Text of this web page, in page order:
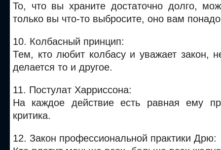
То, что вы храните достаточно долго,
только вы что-то выбросите, оно вам
10. Колбасный принцип:
Тем, кто любит колбасу и уважает закон,
делается то и другое.
11. Постулат Харриссона:
На каждое действие есть равная ему
критика.
12. Закон профессиональной практики Дрю: